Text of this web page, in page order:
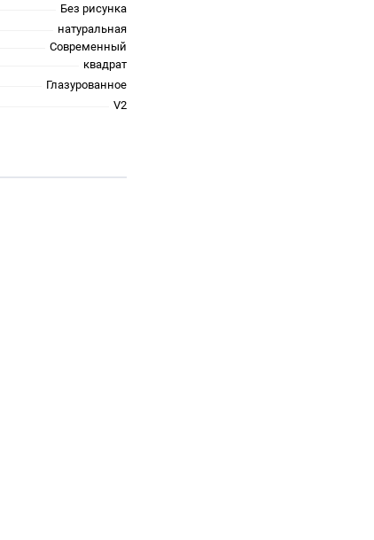
Без рисунка
натуральная
Современный
квадрат
Глазурованное
V2